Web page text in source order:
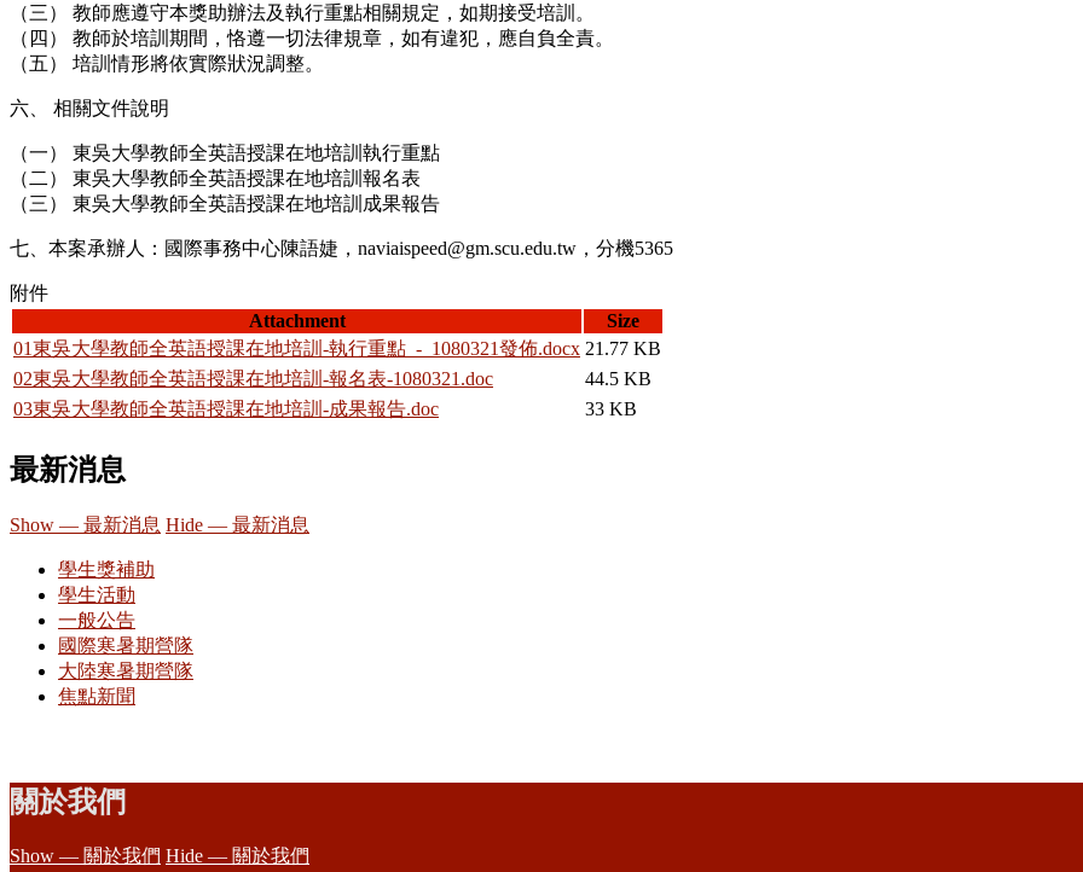
（三） 教師應遵守本獎助辦法及執行重點相關規定，如期接受培訓。
（四） 教師於培訓期間，恪遵一切法律規章，如有違犯，應自負全責。
（五） 培訓情形將依實際狀況調整。
六、 相關文件說明
（一） 東吳大學教師全英語授課在地培訓執行重點
（二） 東吳大學教師全英語授課在地培訓報名表
（三） 東吳大學教師全英語授課在地培訓成果報告
七、本案承辦人：國際事務中心陳語婕，naviaispeed@gm.scu.edu.tw，分機5365
附件
Attachment
Size
01東吳大學教師全英語授課在地培訓-執行重點_-_1080321發佈.docx 21.77 KB
02東吳大學教師全英語授課在地培訓-報名表-1080321.doc
44.5 KB
03東吳大學教師全英語授課在地培訓-成果報告.doc
33 KB
最新消息
Show — 最新消息 Hide — 最新消息
學生獎補助
學生活動
一般公告
國際寒暑期營隊
大陸寒暑期營隊
焦點新聞
關於我們
Show — 關於我們 Hide — 關於我們